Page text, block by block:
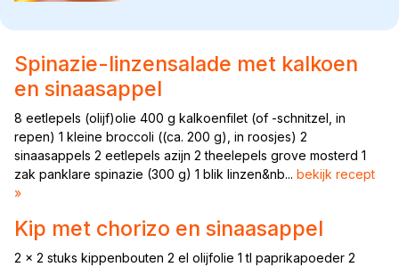
Spinazie-linzensalade met kalkoen
en sinaasappel
8 eetlepels (olijf)olie 400 g kalkoenfilet (of -schnitzel, in
repen) 1 kleine broccoli ((ca. 200 g), in roosjes) 2
sinaasappels 2 eetlepels azijn 2 theelepels grove mosterd 1
zak panklare spinazie (300 g) 1 blik linzen&nb... bekijk recept
»
Kip met chorizo en sinaasappel
2 x 2 stuks kippenbouten 2 el olijfolie 1 tl paprikapoeder 2